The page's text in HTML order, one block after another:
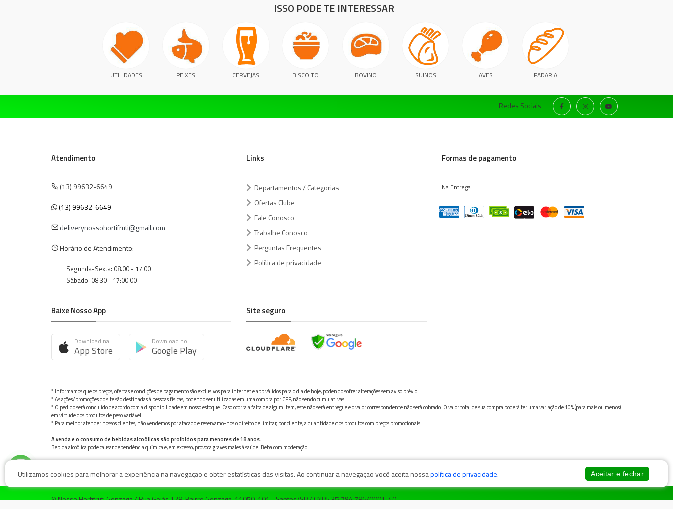
ISSO PODE TE INTERESSAR
UTILIDADES PEIXES CERVEJAS BISCOITO BOVINO SUINOS AVES PADARIA
Redes Sociais
Atendimento
(13) 99632-6649
(13) 99632-6649
deliverynossohortifruti@gmail.com
Horário de Atendimento:
Segunda-Sexta: 08.00 - 17.00
Sábado: 08.30 - 17:00:00
Links
Departamentos / Categorias
Ofertas Clube
Fale Conosco
Trabalhe Conosco
Perguntas Frequentes
Política de privacidade
Formas de pagamento
Na Entrega:
Baixe Nosso App
Download na
App Store
Download no
Google Play
Site seguro
* Informamos que os preços, ofertas e condições de pagamento são exclusivos para internet e app válidos para o dia de hoje, podendo sofrer alterações sem aviso prévio.
* As ações/promoções do site são destinadas à pessoas físicas, podendo ser utilizadas em uma compra por CPF, não sendo cumulativas.
* O pedido será concluído de acordo com a disponibilidade em nosso estoque. Caso ocorra a falta de algum item, este não será entregue e o valor correspondente não será cobrado. O valor total de sua compra poderá ter uma variação de 10% (para mais ou menos)
em virtude dos produtos de peso variável.
* Para melhor atender nossos clientes, não vendemos por atacado e reservamo-nos o direito de limitar, por cliente, a quantidade dos produtos com preços promocionais.
A venda e o consumo de bebidas alcoólicas são proibidos para menores de 18 anos.
Bebida alcoólica pode causar dependência química e, em excesso, provoca graves males à saúde. Beba com moderação
© Nosso Hortifruti Gonzaga / Rua Goiás 128, Bairro Gonzaga, 11050-101 - Santos/SP / CNPJ: 35.794.786/0001-40
Utilizamos cookies para melhorar a experiência na navegação e obter estatísticas das visitas. Ao continuar a navegação você aceita nossapolítica de privacidade. Aceitar e fechar